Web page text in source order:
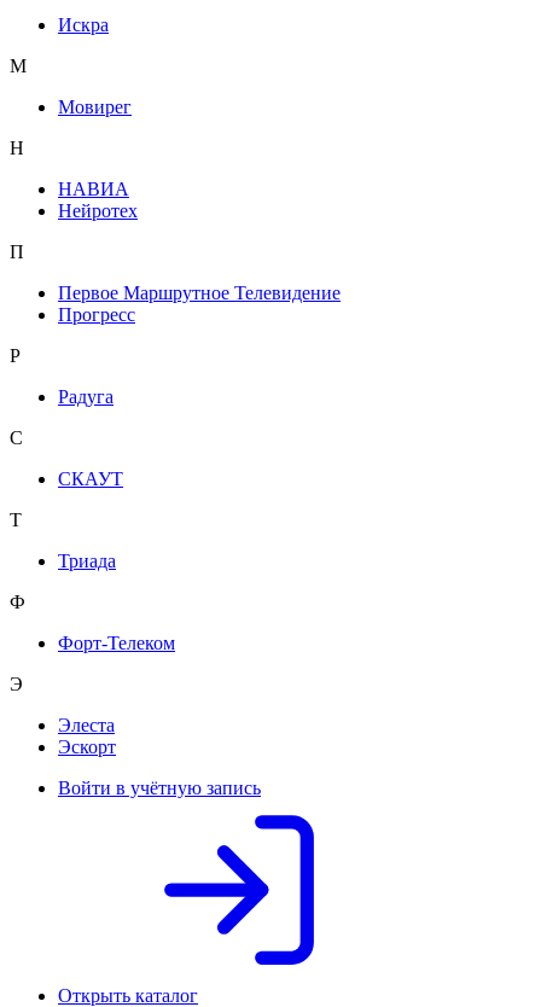
Искра
М
Мовирег
Н
НАВИА
Нейротех
П
Первое Маршрутное Телевидение
Прогресс
Р
Радуга
С
СКАУТ
Т
Триада
Ф
Форт-Телеком
Э
Элеста
Эскорт
Войти в учётную запись
Открыть каталог